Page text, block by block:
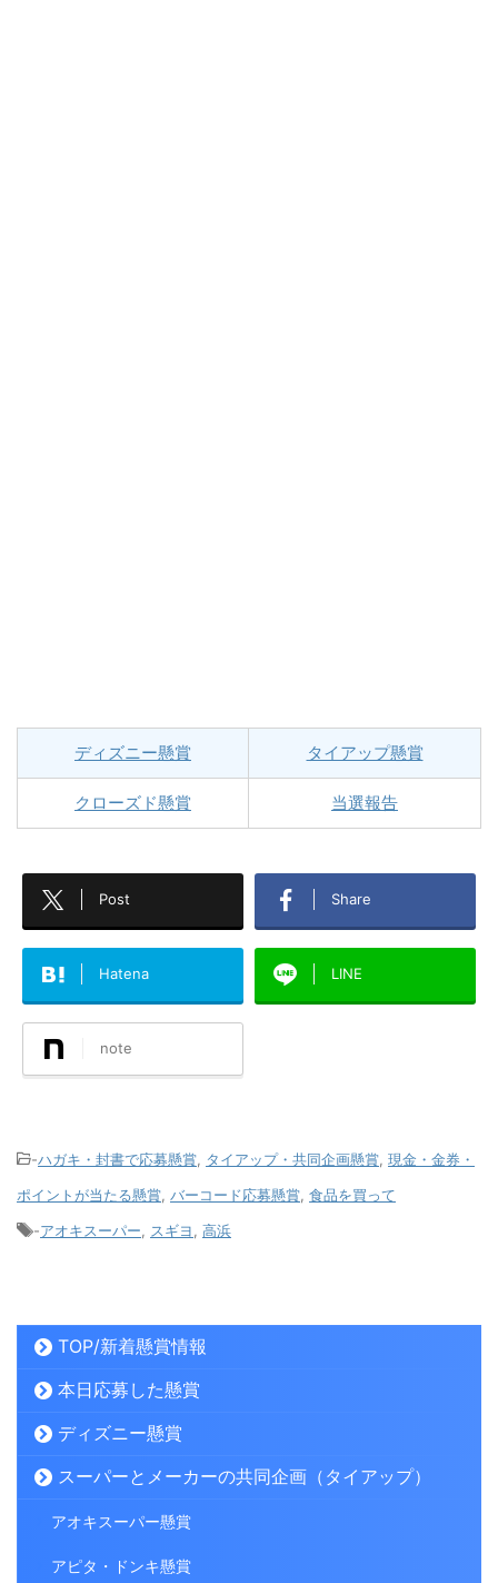
ディズニー懸賞 タイアップ懸賞
クローズド懸賞 当選報告
Post Share
Hatena LINE
note
-ハガキ・封書で応募懸賞 タイアップ・共同企画懸賞 現金・金券・
ポイントが当たる懸賞 バーコード応募懸賞 食品を買って
-アオキスーパー スギヨ 高浜
TOP/新着懸賞情報
本日応募した懸賞
ディズニー懸賞
スーパーとメーカーの共同企画（タイアップ）
アオキスーパー懸賞
アピタ・ドンキ懸賞